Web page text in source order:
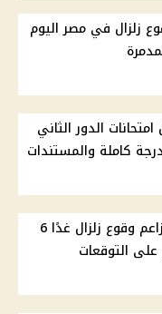
زلزال في مصر اليوم
الدور الثاني
كاملة والمستندات
البحوث الفلكية تحسم مزاعم وقوع زلزال غدًا 6
التوقعات